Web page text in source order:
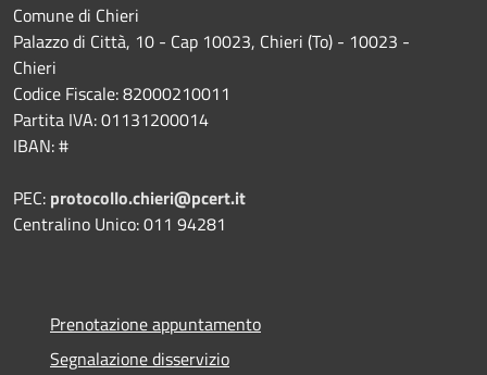
Comune di Chieri
Palazzo di Città, 10 - Cap 10023, Chieri (To) - 10023 -
Chieri
Codice Fiscale: 82000210011
Partita IVA: 01131200014
IBAN: #
PEC: protocollo.chieri@pcert.it
Centralino Unico: 011 94281
Prenotazione appuntamento
Segnalazione disservizio